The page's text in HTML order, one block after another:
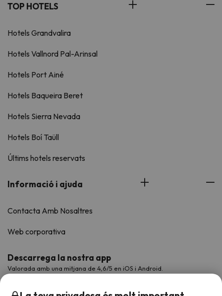
TOP HOTELS
Hotels Grandvalira
Hotels Vallnord Pal-Arinsal
Hotels Port Ainé
Hotels Baqueira Beret
Hotels Sierra Nevada
Hotels Boí Taüll
Últims hotels reservats
Informació i ajuda
Contacta Amb Nosaltres
Web corporativa
Descarrega la nostra app
Valorada amb una mitjana de 4,6/5 en iOS i Android.